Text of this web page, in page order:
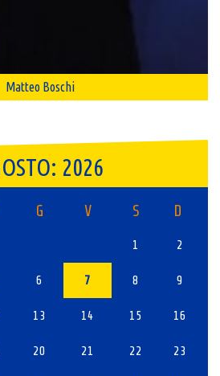
Matteo Boschi
2026
G V S D
1 2
6 7 8 9
13 14 15 16
20 21 22 23